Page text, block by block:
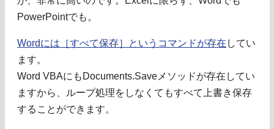
PowerPointでも。
Wordには［すべて保存］というコマンドが存在 してい
ます。
Word VBAにもDocuments.Saveメソッドが存在してい
ますから、ループ処理をしなくてもすべて上書き保存
することができます。